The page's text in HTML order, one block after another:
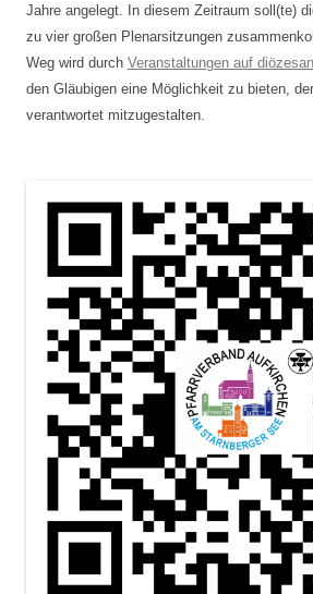
Jahre angelegt. In diesem Zeitraum soll(te)
zu vier großen Plenarsitzungen
Weg wird durch Veranstaltungen auf
den Gläubigen eine Möglichkeit zu bieten,
verantwortet mitzugestalten.